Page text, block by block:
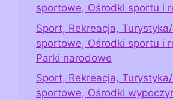
sportowe, Ośrodki sportu i
Sport, Rekreacja, Turystyka/
sportowe, Ośrodki sportu i
Parki narodowe
Sport, Rekreacja, Turystyka/
sportowe, Ośrodki